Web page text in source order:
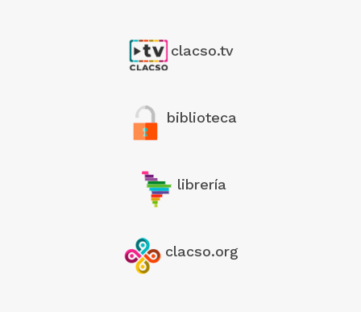
clacso.tv
biblioteca
librería
clacso.org